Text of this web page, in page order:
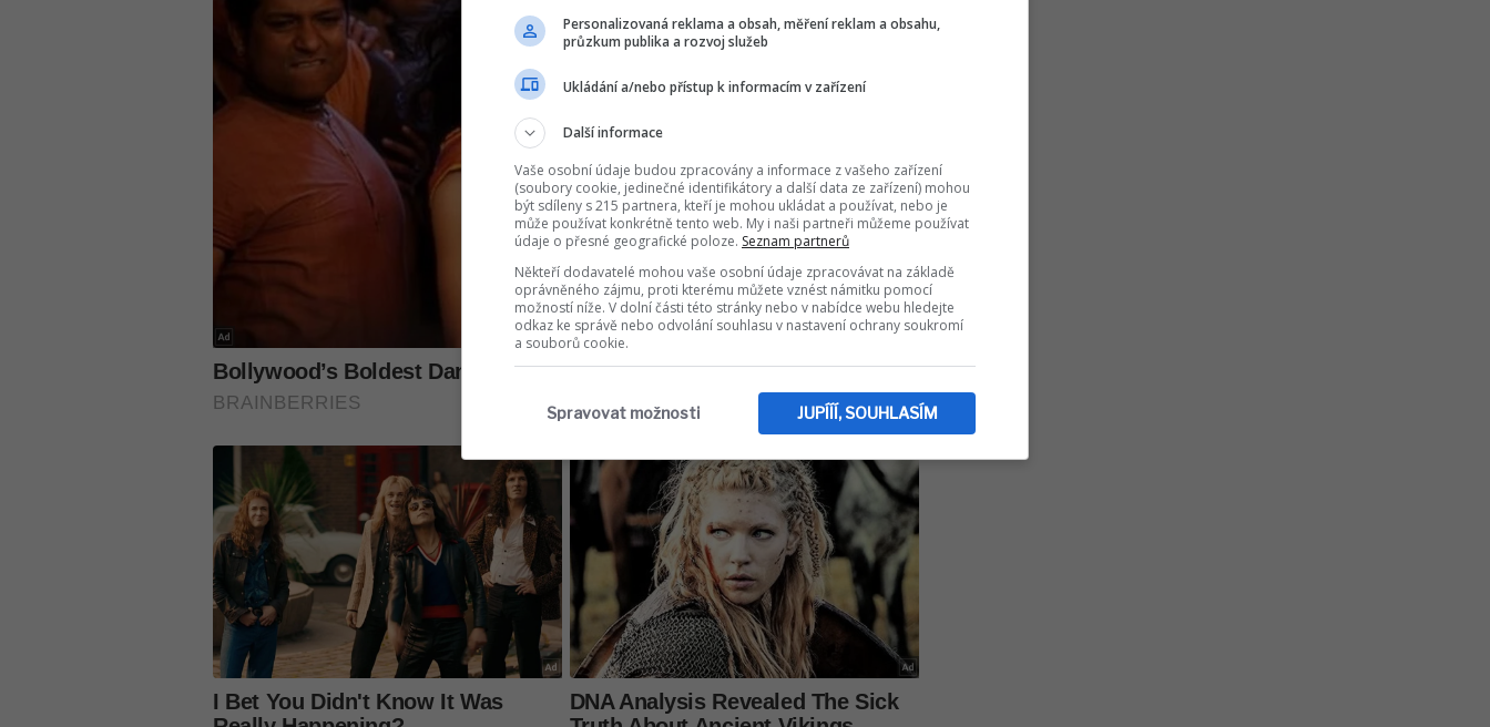
Personalizovaná reklama a obsah, měření reklam a obsahu,
průzkum publika a rozvoj služeb
Ukládání a/nebo přístup k informacím v zařízení
Další informace
Vaše osobní údaje budou zpracovány a informace z vašeho zařízení
(soubory cookie, jedinečné identifikátory a další data ze zařízení) mohou
být sdíleny s 215 partnera, kteří je mohou ukládat a používat, nebo je
může používat konkrétně tento web. My i naši partneři můžeme používat
údaje o přesné geografické poloze. Seznam partnerů
Někteří dodavatelé mohou vaše osobní údaje zpracovávat na základě
oprávněného zájmu, proti kterému můžete vznést námitku pomocí
možností níže. V dolní části této stránky nebo v nabídce webu hledejte
odkaz ke správě nebo odvolání souhlasu v nastavení ochrany soukromí
a souborů cookie.
JUPÍÍÍ, SOUHLASÍM
Spravovat možnosti